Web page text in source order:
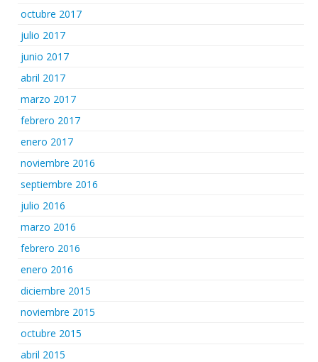
octubre 2017
julio 2017
junio 2017
abril 2017
marzo 2017
febrero 2017
enero 2017
noviembre 2016
septiembre 2016
julio 2016
marzo 2016
febrero 2016
enero 2016
diciembre 2015
noviembre 2015
octubre 2015
abril 2015